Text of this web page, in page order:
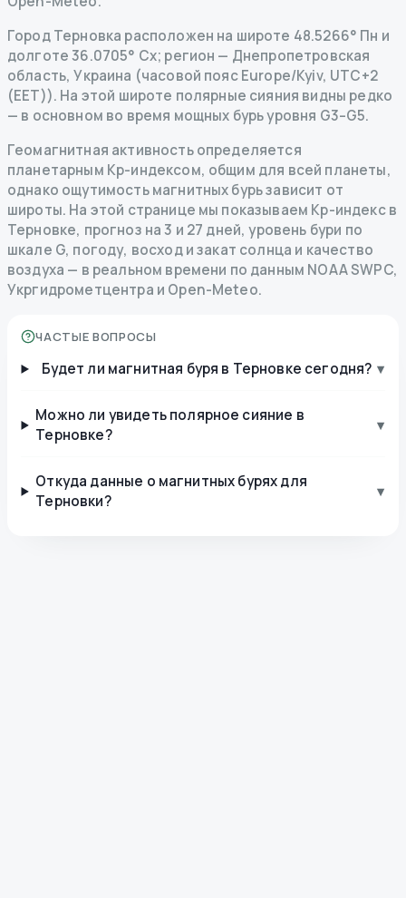
Город Терновка расположен на широте 48.5266° Пн и
долготе 36.0705° Сх; регион — Днепропетровская
область, Украина (часовой пояс Europe/Kyiv, UTC+2
(EET)). На этой широте полярные сияния видны редко
— в основном во время мощных бурь уровня G3–G5.
Геомагнитная активность определяется
планетарным Kp-индексом, общим для всей планеты,
однако ощутимость магнитных бурь зависит от
широты. На этой странице мы показываем Kp-индекс в
Терновке, прогноз на 3 и 27 дней, уровень бури по
шкале G, погоду, восход и закат солнца и качество
воздуха — в реальном времени по данным NOAA SWPC,
Укргидрометцентра и Open-Meteo.
ЧАСТЫЕ ВОПРОСЫ
Будет ли магнитная буря в Терновке сегодня? ▾
Можно ли увидеть полярное сияние в
Терновке?
▾
Откуда данные о магнитных бурях для
Терновки?
▾